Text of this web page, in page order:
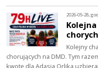
2026-05-28,
Kolejny
chorujących na DMD. Tym
kwotę dla Adasia Orlika